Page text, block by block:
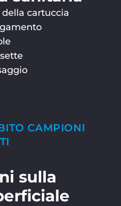
cartuccia
CAMPIONI
sulla